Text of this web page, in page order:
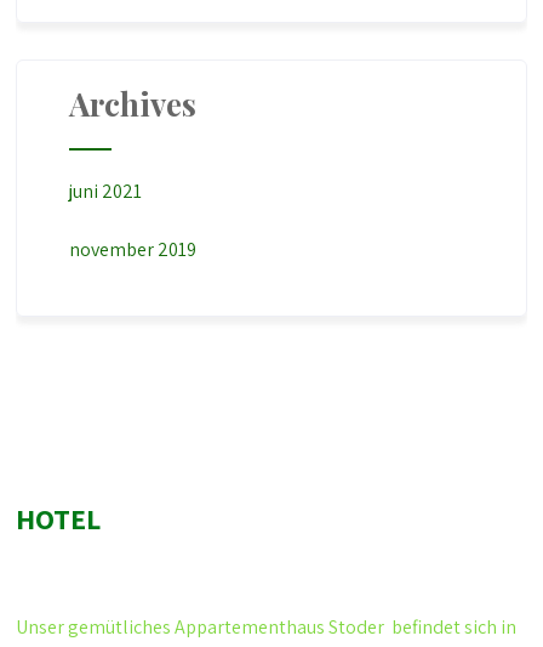
Archives
juni 2021
november 2019
HOTEL
Unser gemütlichesAppartementhaus Stoder befindet sich in